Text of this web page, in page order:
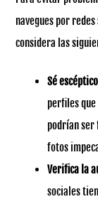
navegues por
considera las
Sé
perfiles que
podrían ser
fotos
Verifica la
sociales